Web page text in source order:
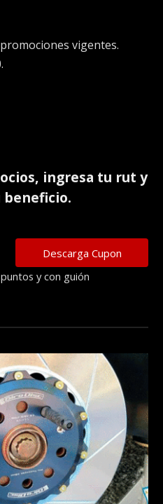
vigentes.
, ingresa tu rut y
y con guión